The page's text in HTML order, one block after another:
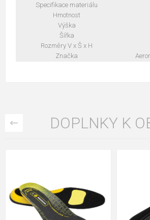
Specifikace materiálu
Hmotnost
Výška
Šířka
Rozměry V x Š x H
Značka
DOPLNKY K